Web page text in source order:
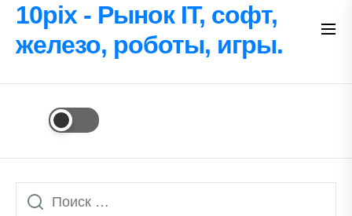
Перейти
содержимому
10pix - Рынок IT, софт,
железо, роботы, игры.